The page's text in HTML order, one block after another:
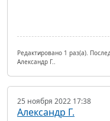
Редактировано 1 раз(а).
Александр Г..
25 ноября 2022 17:38
Александр Г.